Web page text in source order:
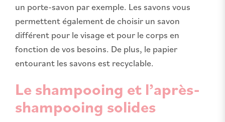
un porte-savon par exemple. Les savons vous
permettent également de choisir un savon
différent pour le visage et pour le corps en
fonction de vos besoins. De plus, le papier
entourant les savons est recyclable.
Le shampooing et l’après-
shampooing solides